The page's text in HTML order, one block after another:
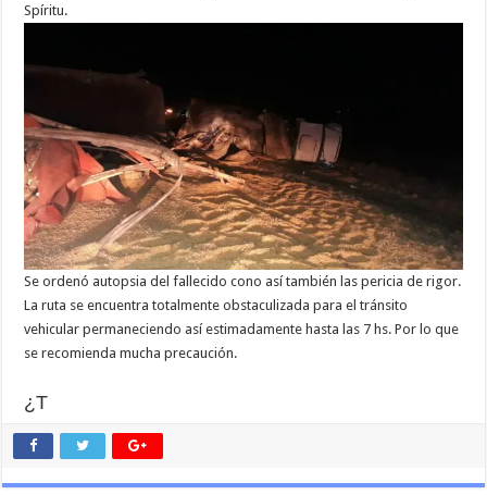
Spíritu.
Se ordenó autopsia del fallecido cono así también las pericia de rigor.
La ruta se encuentra totalmente obstaculizada para el tránsito
vehicular permaneciendo así estimadamente hasta las 7 hs. Por lo que
se recomienda mucha precaución.
¿T